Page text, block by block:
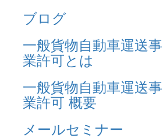
ブログ
一般貨物自動車運送事
業許可とは
一般貨物自動車運送事
業許可 概要
メールセミナー